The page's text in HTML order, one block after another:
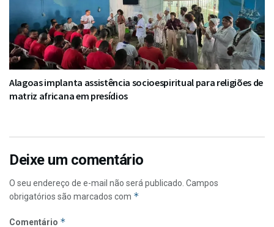
Alagoas implanta assistência socioespiritual para religiões de
matriz africana em presídios
Deixe um comentário
O seu endereço de e-mail não será publicado. Campos
obrigatórios são marcados com *
Comentário *